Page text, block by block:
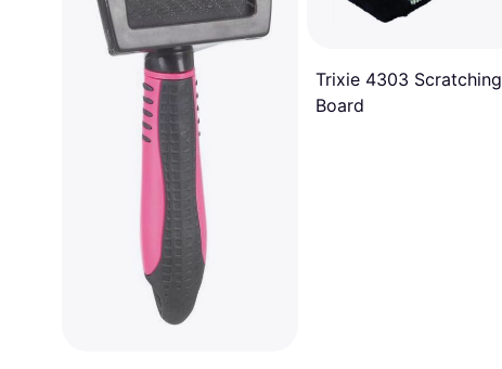
Trixie 4303 Scratching
Board